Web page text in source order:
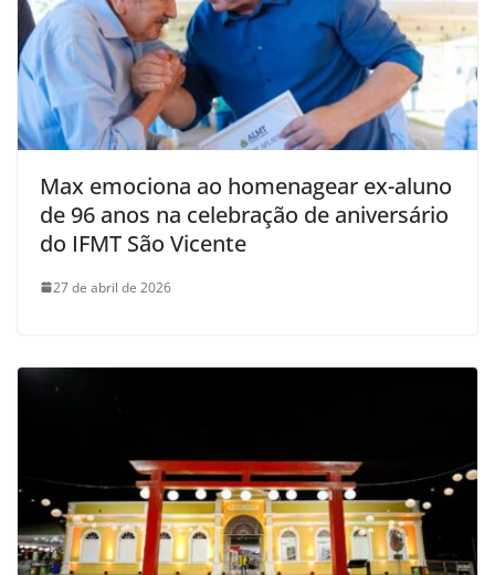
Max emociona ao homenagear ex-aluno
de 96 anos na celebração de aniversário
do IFMT São Vicente
27 de abril de 2026